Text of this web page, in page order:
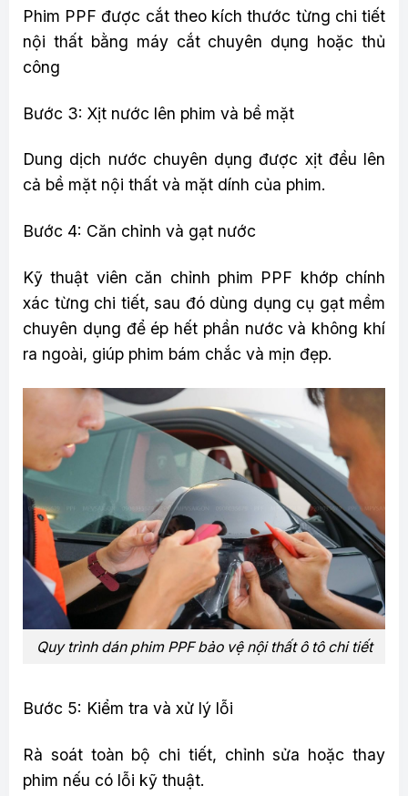
Phim PPF được cắt theo kích thước từng chi tiết
nội thất bằng máy cắt chuyên dụng hoặc thủ
công
Bước 3: Xịt nước lên phim và bề mặt
Dung dịch nước chuyên dụng được xịt đều lên
cả bề mặt nội thất và mặt dính của phim.
Bước 4: Căn chỉnh và gạt nước
Kỹ thuật viên căn chỉnh phim PPF khớp chính
xác từng chi tiết, sau đó dùng dụng cụ gạt mềm
chuyên dụng để ép hết phần nước và không khí
ra ngoài, giúp phim bám chắc và mịn đẹp.
Quy trình dán phim PPF bảo vệ nội thất ô tô chi tiết
Bước 5: Kiểm tra và xử lý lỗi
Rà soát toàn bộ chi tiết, chỉnh sửa hoặc thay
phim nếu có lỗi kỹ thuật.